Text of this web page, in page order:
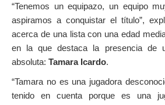
“Tenemos un equipazo, un equipo
aspiramos a conquistar el título”,
acerca de una lista con una edad
en la que destaca la presencia de
absoluta: Tamara Icardo.
“Tamara no es una jugadora
tenido en cuenta porque es una